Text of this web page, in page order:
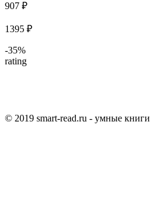
907 ₽
1395 ₽
-35%
rating
© 2019 smart-read.ru - умные книги